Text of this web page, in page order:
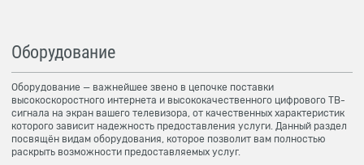
Оборудование
Оборудование — важнейшее звено в цепочке поставки
высокоскоростного интернета и высококачественного цифрового ТВ-
сигнала на экран вашего телевизора, от качественных характеристик
которого зависит надежность предоставления услуги. Данный раздел
посвящён видам оборудования, которое позволит вам полностью
раскрыть возможности предоставляемых услуг.